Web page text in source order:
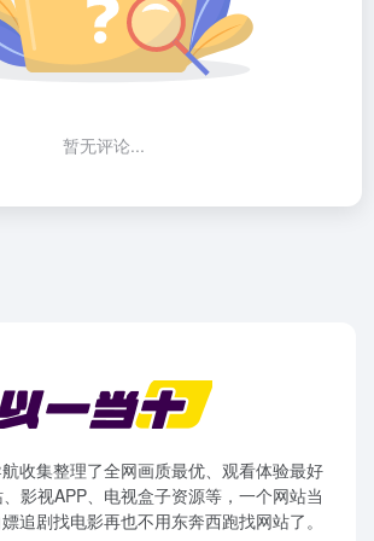
暂无评论...
收集整理了全网画质最优、观看体验最好
影视APP、电视盒子资源等，一个网站当
追剧找电影再也不用东奔西跑找网站了。